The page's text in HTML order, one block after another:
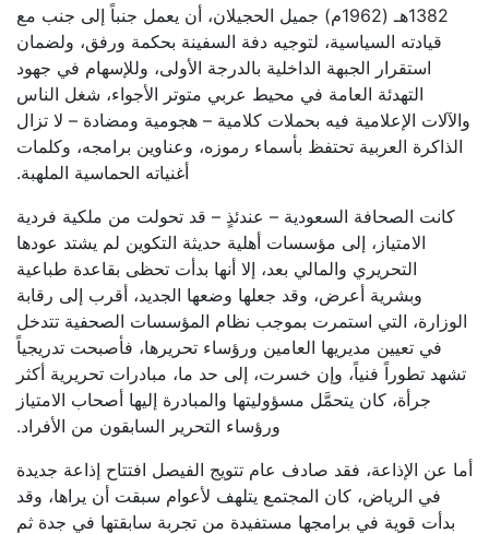
1382هـ (1962م) جميل الحجيلان، أن يعمل جنباً إلى جنب مع
قيادته السياسية، لتوجيه دفة السفينة بحكمة ورفق، ولضمان
استقرار الجبهة الداخلية بالدرجة الأولى، وللإسهام في جهود
التهدئة العامة في محيط عربي متوتر الأجواء، شغل الناس
والآلات الإعلامية فيه بحملات كلامية – هجومية ومضادة – لا تزال
الذاكرة العربية تحتفظ بأسماء رموزه، وعناوين برامجه، وكلمات
أغنياته الحماسية الملهبة.
كانت الصحافة السعودية – عندئذٍ – قد تحولت من ملكية فردية
الامتياز، إلى مؤسسات أهلية حديثة التكوين لم يشتد عودها
التحريري والمالي بعد، إلا أنها بدأت تحظى بقاعدة طباعية
وبشرية أعرض، وقد جعلها وضعها الجديد، أقرب إلى رقابة
الوزارة، التي استمرت بموجب نظام المؤسسات الصحفية تتدخل
في تعيين مديريها العامين ورؤساء تحريرها، فأصبحت تدريجياً
تشهد تطوراً فنياً، وإن خسرت، إلى حد ما، مبادرات تحريرية أكثر
جرأة، كان يتحمَّل مسؤوليتها والمبادرة إليها أصحاب الامتياز
ورؤساء التحرير السابقون من الأفراد.
أما عن الإذاعة، فقد صادف عام تتويج الفيصل افتتاح إذاعة جديدة
في الرياض، كان المجتمع يتلهف لأعوام سبقت أن يراها، وقد
بدأت قوية في برامجها مستفيدة من تجربة سابقتها في جدة ثم